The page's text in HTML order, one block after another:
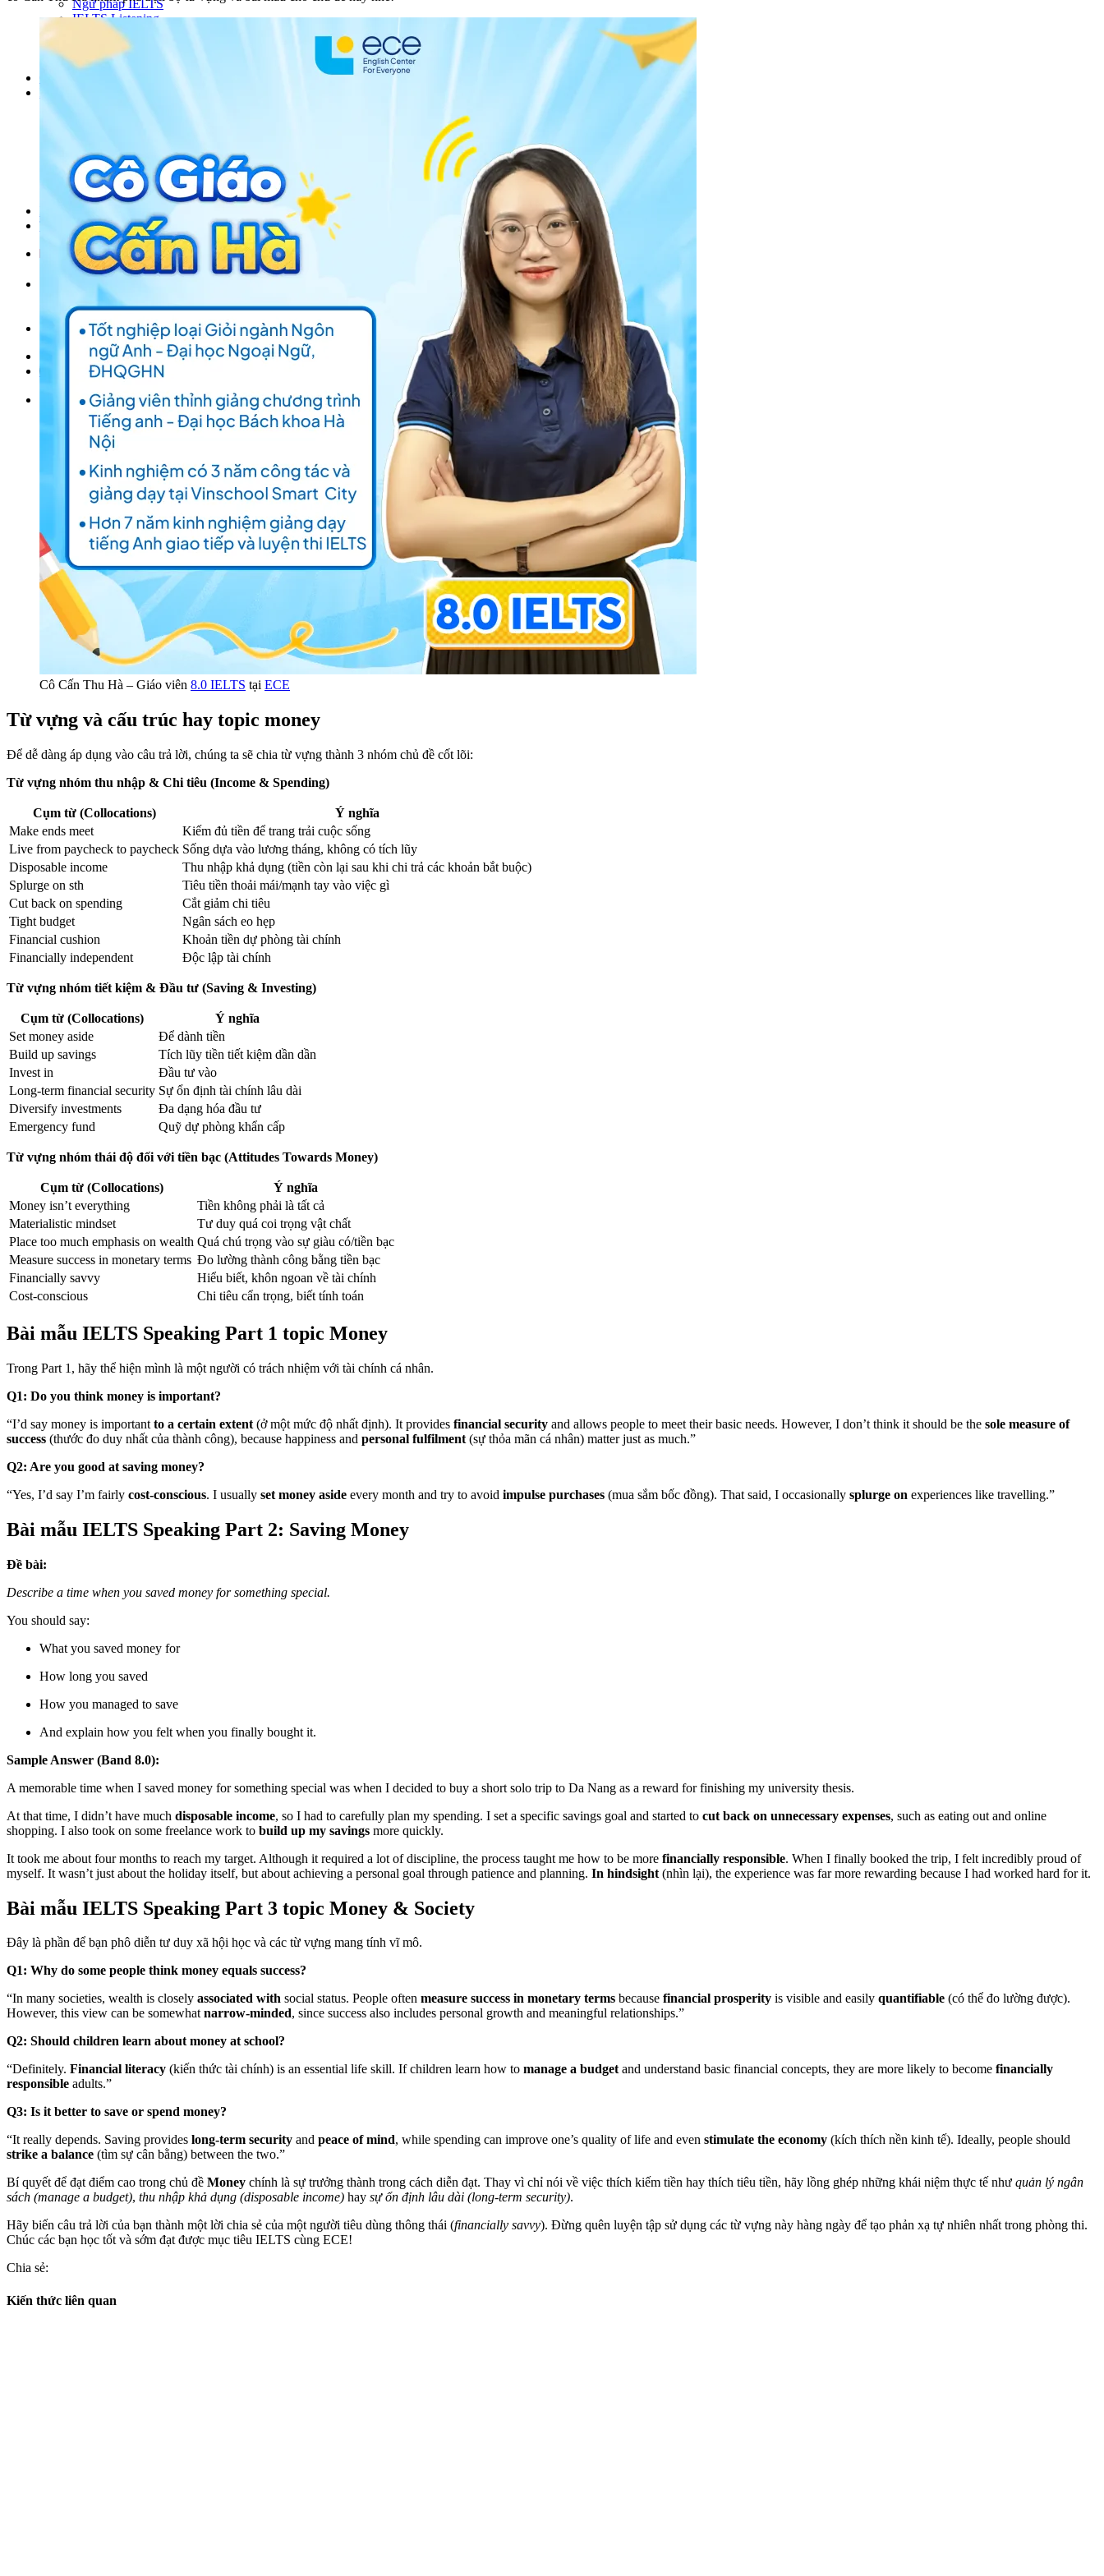
Ngữ pháp IELTS
IELTS Listening
Thư viện SAT
Tiếng Anh THCS
Tiếng Anh THPT
Giảng viên
Khóa Học
IELTS CẤP TỐC
IELTS JUNIOR
KHÓA HỌC PHÁT ÂM
KHOÁ HỌC NGỮ PHÁP
LỚP LUYỆN VIẾT HÈ 2026
Thành tích
VI
EN
Tìm kiếm:
Chưa có khóa học yêu thích.
Đặt lịch / Tư vấn
Tìm kiếm:
Cô Cấn Thu Hà – Giáo viên 8.0 IELTS tại ECE
Từ vựng và cấu trúc hay topic money
Để dễ dàng áp dụng vào câu trả lời, chúng ta sẽ chia từ vựng thành 3 nhóm chủ đề cốt lõi:
Từ vựng nhóm thu nhập & Chi tiêu (Income & Spending)
Cụm từ (Collocations)
Ý nghĩa
Make ends meet
Kiếm đủ tiền để trang trải cuộc sống
Live from paycheck to paycheck Sống dựa vào lương tháng, không có tích lũy
Disposable income
Thu nhập khả dụng (tiền còn lại sau khi chi trả các khoản bắt buộc)
Splurge on sth
Tiêu tiền thoải mái/mạnh tay vào việc gì
Cut back on spending
Cắt giảm chi tiêu
Tight budget
Ngân sách eo hẹp
Financial cushion
Khoản tiền dự phòng tài chính
Financially independent
Độc lập tài chính
Từ vựng nhóm tiết kiệm & Đầu tư (Saving & Investing)
Cụm từ (Collocations)
Ý nghĩa
Set money aside
Để dành tiền
Build up savings
Tích lũy tiền tiết kiệm dần dần
Invest in
Đầu tư vào
Long-term financial security Sự ổn định tài chính lâu dài
Diversify investments
Đa dạng hóa đầu tư
Emergency fund
Quỹ dự phòng khẩn cấp
Từ vựng nhóm thái độ đối với tiền bạc (Attitudes Towards Money)
Cụm từ (Collocations)
Ý nghĩa
Money isn’t everything
Tiền không phải là tất cả
Materialistic mindset
Tư duy quá coi trọng vật chất
Place too much emphasis on wealth Quá chú trọng vào sự giàu có/tiền bạc
Measure success in monetary terms Đo lường thành công bằng tiền bạc
Financially savvy
Hiểu biết, khôn ngoan về tài chính
Cost-conscious
Chi tiêu cẩn trọng, biết tính toán
Bài mẫu IELTS Speaking Part 1 topic Money
Trong Part 1, hãy thể hiện mình là một người có trách nhiệm với tài chính cá nhân.
Q1: Do you think money is important?
“I’d say money is important to a certain extent (ở một mức độ nhất định). It provides financial security and allows people to meet their basic needs. However, I don’t think it should be the sole measure of
success (thước đo duy nhất của thành công), because happiness and personal fulfilment (sự thỏa mãn cá nhân) matter just as much.”
Q2: Are you good at saving money?
“Yes, I’d say I’m fairly cost-conscious. I usually set money aside every month and try to avoid impulse purchases (mua sắm bốc đồng). That said, I occasionally splurge on experiences like travelling.”
Bài mẫu IELTS Speaking Part 2: Saving Money
Đề bài:
Describe a time when you saved money for something special.
You should say:
What you saved money for
How long you saved
How you managed to save
And explain how you felt when you finally bought it.
Sample Answer (Band 8.0):
A memorable time when I saved money for something special was when I decided to buy a short solo trip to Da Nang as a reward for finishing my university thesis.
At that time, I didn’t have much disposable income, so I had to carefully plan my spending. I set a specific savings goal and started to cut back on unnecessary expenses, such as eating out and online
shopping. I also took on some freelance work to build up my savings more quickly.
It took me about four months to reach my target. Although it required a lot of discipline, the process taught me how to be more financially responsible. When I finally booked the trip, I felt incredibly proud of
myself. It wasn’t just about the holiday itself, but about achieving a personal goal through patience and planning. In hindsight (nhìn lại), the experience was far more rewarding because I had worked hard for it.
Bài mẫu IELTS Speaking Part 3 topic Money & Society
Đây là phần để bạn phô diễn tư duy xã hội học và các từ vựng mang tính vĩ mô.
Q1: Why do some people think money equals success?
“In many societies, wealth is closely associated with social status. People often measure success in monetary terms because financial prosperity is visible and easily quantifiable (có thể đo lường được).
However, this view can be somewhatnarrow-minded, since success also includes personal growth and meaningful relationships.”
Q2: Should children learn about money at school?
“Definitely. Financial literacy (kiến thức tài chính) is an essential life skill. If children learn how to manage a budgetand understand basic financial concepts, they are more likely to become financially
responsible adults.”
Q3: Is it better to save or spend money?
“It really depends. Saving provides long-term security and peace of mind, while spending can improve one’s quality of life and even stimulate the economy (kích thích nền kinh tế). Ideally, people should
strike a balance (tìm sự cân bằng) between the two.”
Bí quyết để đạt điểm cao trong chủ đề Money chính là sự trưởng thành trong cách diễn đạt. Thay vì chỉ nói về việc thích kiếm tiền hay thích tiêu tiền, hãy lồng ghép những khái niệm thực tế như quản lý ngân
sách (manage a budget), thu nhập khả dụng (disposable income) hay sự ổn định lâu dài (long-term security).
Hãy biến câu trả lời của bạn thành một lời chia sẻ của một người tiêu dùng thông thái (financially savvy). Đừng quên luyện tập sử dụng các từ vựng này hàng ngày để tạo phản xạ tự nhiên nhất trong phòng thi.
Chúc các bạn học tốt và sớm đạt được mục tiêu IELTS cùng ECE!
Chia sẻ:
Kiến thức liên quan